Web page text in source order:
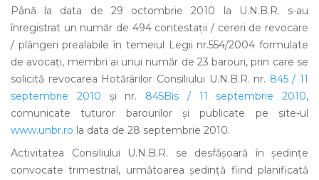
Până la data de 29 octombrie 2010 la U.N.B.R. s-au
înregistrat un număr de 494 contestaţii / cereri de revocare
/ plângeri prealabile în temeiul Legii nr.554/2004 formulate
de avocaţi, membri ai unui număr de 23 barouri, prin care se
solicită revocarea Hotărârilor Consiliului U.N.B.R. nr. 845 / 11
septembrie 2010 şi nr. 845Bis / 11 septembrie 2010,
comunicate tuturor barourilor şi publicate pe site-ul
www.unbr.ro la data de 28 septembrie 2010.
Activitatea Consiliului U.N.B.R. se desfăşoară în şedinţe
convocate trimestrial, următoarea şedinţă fiind planificată